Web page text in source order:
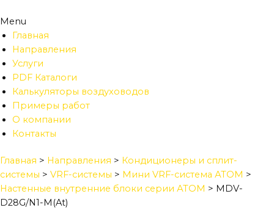
Menu
Главная
Направления
Услуги
PDF Каталоги
Калькуляторы воздуховодов
Примеры работ
О компании
Контакты
Главная > Направления > Кондиционеры и сплит-
системы > VRF-системы > Мини VRF-система АТОМ >
Настенные внутренние блоки серии АТОМ > MDV-
D28G/N1-M(At)